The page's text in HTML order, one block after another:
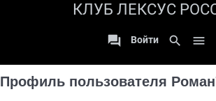
КЛУБ ЛЕКСУС
 Войти search 
Профиль пользователя